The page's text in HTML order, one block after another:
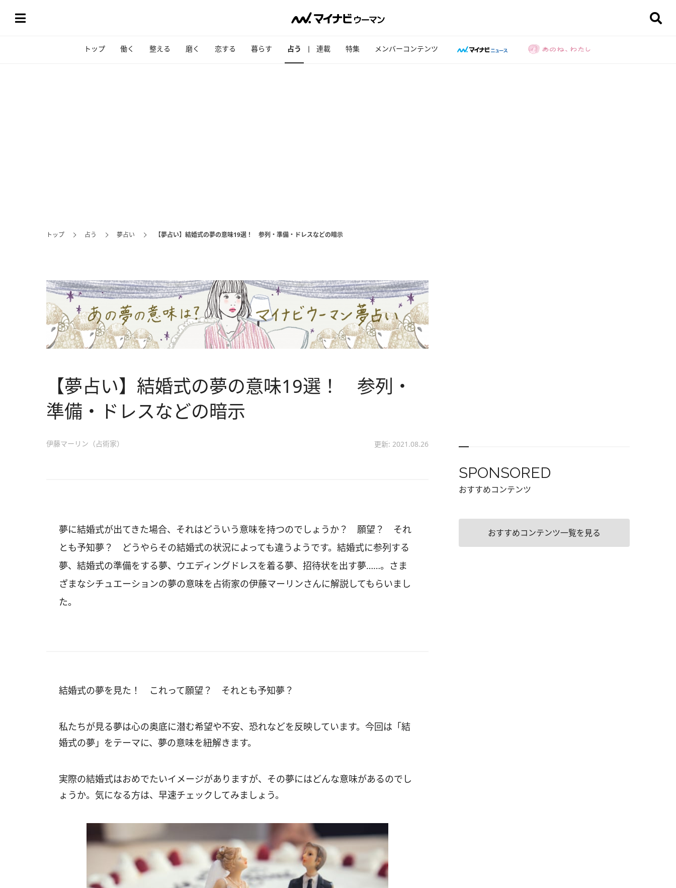
トップ 働く 整える 磨く 恋する 暮らす 占う 連載 特集 メンバーコンテンツ
トップ 占う 夢占い 【夢占い】結婚式の夢の意味19選！ 参列・準備・ドレスなどの暗示
【夢占い】結婚式の夢の意味19選！ 参列・
準備・ドレスなどの暗示
伊藤マーリン（占術家） 更新: 2021.08.26
夢に結婚式が出てきた場合、それはどういう意味を持つのでしょうか？ 願望？ それ
とも予知夢？ どうやらその結婚式の状況によっても違うようです。結婚式に参列する
夢、結婚式の準備をする夢、ウエディングドレスを着る夢、招待状を出す夢……。さま
ざまなシチュエーションの夢の意味を占術家の伊藤マーリンさんに解説してもらいまし
た。
結婚式の夢を見た！ これって願望？ それとも予知夢？
私たちが見る夢は心の奥底に潜む希望や不安、恐れなどを反映しています。今回は「結
婚式の夢」をテーマに、夢の意味を紐解きます。
実際の結婚式はおめでたいイメージがありますが、その夢にはどんな意味があるのでし
ょうか。気になる方は、早速チェックしてみましょう。
SPONSORED
おすすめコンテンツ
おすすめコンテンツ一覧を見る